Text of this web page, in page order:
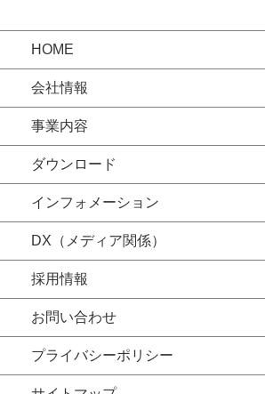
HOME
会社情報
事業内容
ダウンロード
インフォメーション
DX（メディア関係）
採用情報
お問い合わせ
プライバシーポリシー